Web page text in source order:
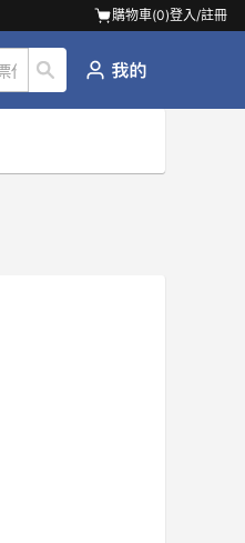
購物車(0)登入/註冊